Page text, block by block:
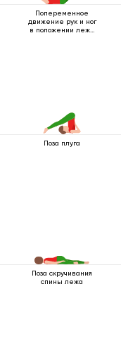
Попеременное
движение рук и ног
в положении лежа
Поза плуга
Поза скручивания
спины лежа